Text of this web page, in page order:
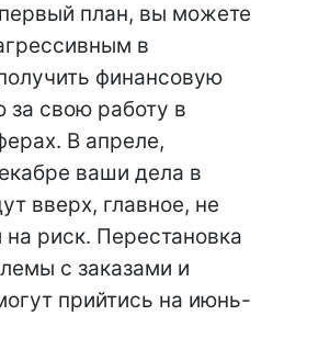
план, вы можете
в
финансовую
за свою работу в
В апреле,
ваши дела в
вверх, главное, не
на риск. Перестановка
с заказами и
прийтись на июнь-